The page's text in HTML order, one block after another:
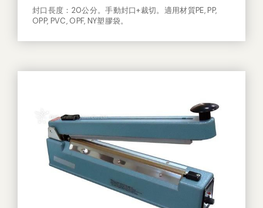
封口長度：20公分。手動封口+裁切。適用材質PE, PP,
OPP, PVC, OPF, NY塑膠袋。